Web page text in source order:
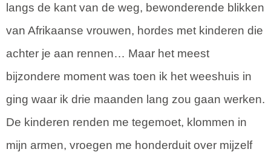
langs de kant van de weg, bewonderende blikken
van Afrikaanse vrouwen, hordes met kinderen die
achter je aan rennen… Maar het meest
bijzondere moment was toen ik het weeshuis in
ging waar ik drie maanden lang zou gaan werken.
De kinderen renden me tegemoet, klommen in
mijn armen, vroegen me honderduit over mijzelf